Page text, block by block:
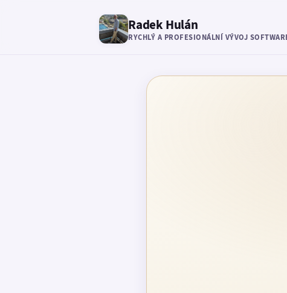
Radek Hulán
RYCHLÝ A PROFESIONÁLNÍ VÝVOJ